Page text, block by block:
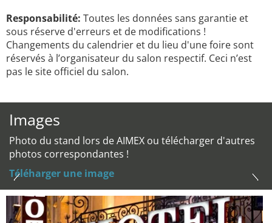
Responsabilité: Toutes les données sans garantie et
sous réserve d'erreurs et de modifications !
Changements du calendrier et du lieu d'une foire sont
réservés à l’organisateur du salon respectif. Ceci n’est
pas le site officiel du salon.
Images
Photo du stand lors de AIMEX ou télécharger d'autres
photos correspondantes !
Téléharger une image